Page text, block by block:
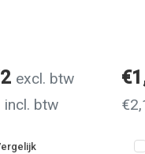
excl. btw
incl. btw